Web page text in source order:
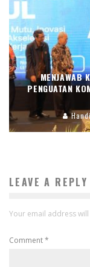
MENJAWAB
PENGUATAN
LEAVE A REPLY
Your email address
Comment*